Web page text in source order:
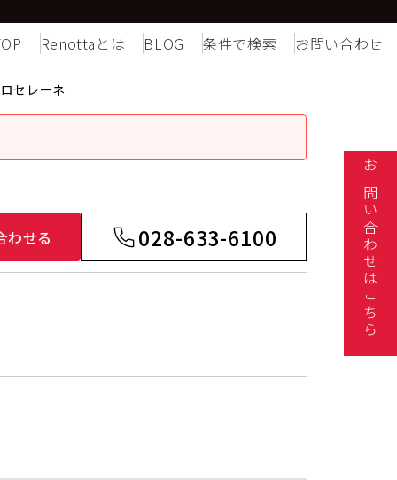
Renottaとは BLOG 条件で検索 お問い合わせ
セレーネ
わせる 028-633-6100 お問い合わせはこちら